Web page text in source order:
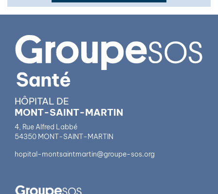
HÔPITAL DE
MONT-SAINT-MARTIN
4, Rue Alfred Labbé
54350 MONT-SAINT-MARTIN
hopital-montsaintmartin@groupe-sos.org